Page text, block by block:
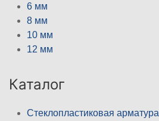
6 мм
8 мм
10 мм
12 мм
Каталог
Стеклопластиковая арматура